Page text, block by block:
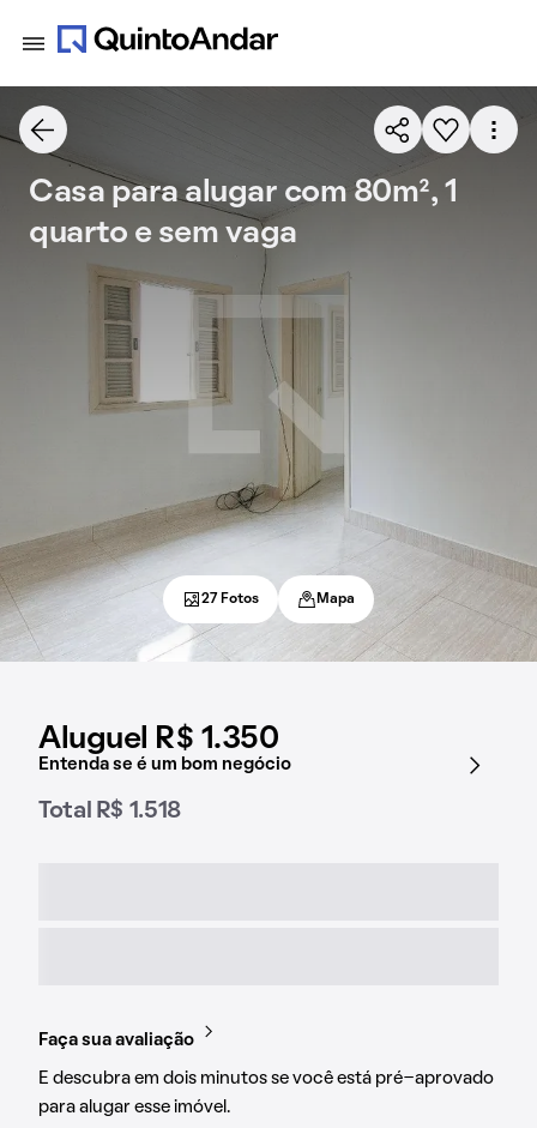
Aluguel R$ 1.350
Entenda se é um bom negócio
Total R$ 1.518
Faça sua avaliação
E descubra em dois minutos se você está pré-aprovado
para alugar esse imóvel.
Casa para alugar com 80m², 1
quarto e sem vaga
27 Fotos Mapa